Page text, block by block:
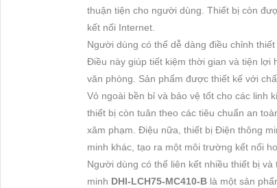
thuận tiện cho người dùng. Thiết bị còn
kết nối Internet.
Người dùng có thể dễ dàng điều chỉnh
Điều này giúp tiết kiệm thời gian và tiện lợi
văn phòng. Sản phẩm được thiết kế với
Vỏ ngoài bền bỉ và bảo vệ tốt cho các linh
thiết bị còn tuân theo các tiêu chuẩn an
xâm phạm. Điệu nữa, thiết bị Điện thông
minh khác, tạo ra một môi trường kết nối
Người dùng có thể liên kết nhiều thiết bị
minh DHI-LCH75-MC410-B là một sản